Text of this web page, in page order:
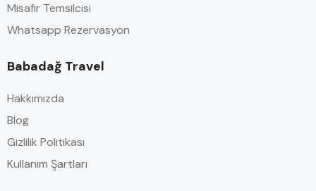
Misafir Temsilcisi
Whatsapp Rezervasyon
Babadağ Travel
Hakkımızda
Blog
Gizlilik Politikası
Kullanım Şartları